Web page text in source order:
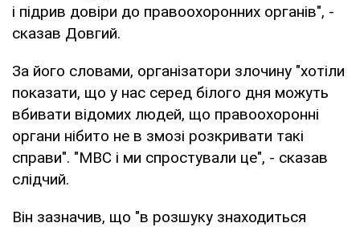
і підрив довіри до правоохоронних органів", -
сказав Довгий.
За його словами, організатори злочину "хотіли
показати, що у нас серед білого дня можуть
вбивати відомих людей, що правоохоронні
органи нібито не в змозі розкривати такі
справи". "МВС і ми спростували це", - сказав
слідчий.
Він зазначив, що "в розшуку знаходиться